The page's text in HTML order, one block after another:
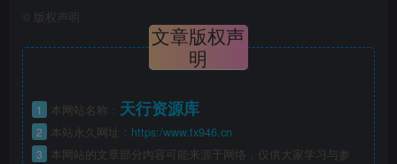
版权声明
文章版权声
明
1 本网站名称： 天行资源库
2 本站永久网址： https:/www.tx946.cn
3
本网站的文章部分内容可能来源于网络，仅供大家学习与参